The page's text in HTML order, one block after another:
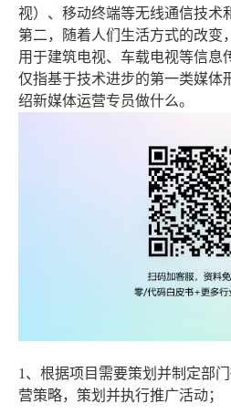
视）、移动终端等无线通信技术
第二，随着人们生活方式的改变
用于建筑电视、车载电视等信息
仅指基于技术进步的第一类媒体
绍新媒体运营专员做什么。
1、根据项目需要策划并制定部
营策略，策划并执行推广活动；